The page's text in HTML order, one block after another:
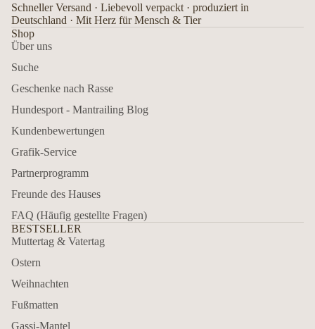
Schneller Versand · Liebevoll verpackt · produziert in
Deutschland · Mit Herz für Mensch & Tier
Shop
Über uns
Suche
Geschenke nach Rasse
Hundesport - Mantrailing Blog
Kundenbewertungen
Grafik-Service
Partnerprogramm
Freunde des Hauses
FAQ (Häufig gestellte Fragen)
BESTSELLER
Muttertag & Vatertag
Ostern
Weihnachten
Fußmatten
Gassi-Mantel